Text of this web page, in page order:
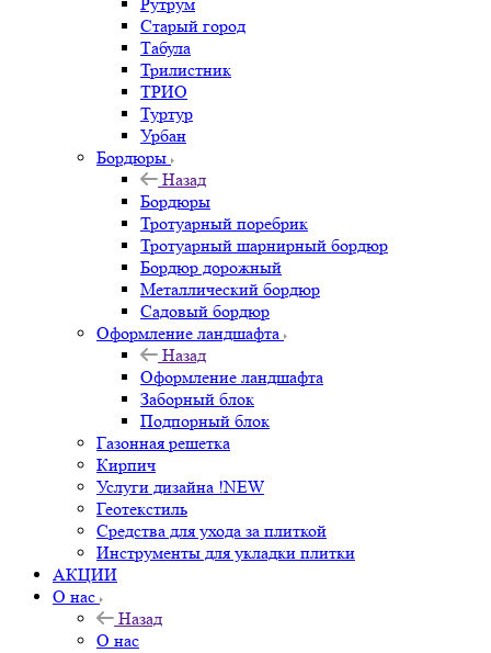
Старый город
Табула
Трилистник
ТРИО
Туртур
Урбан
Бордюры
Назад
Бордюры
Тротуарный поребрик
Тротуарный шарнирный бордюр
Бордюр дорожный
Металлический бордюр
Садовый бордюр
Оформление ландшафта
Назад
Оформление ландшафта
Заборный блок
Подпорный блок
Газонная решетка
Кирпич
Услуги дизайна !NEW
Геотекстиль
Средства для ухода за плиткой
Инструменты для укладки плитки
АКЦИИ
О нас
Назад
О нас